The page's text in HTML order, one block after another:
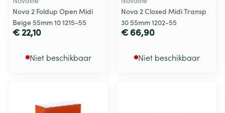
Nova 2 Foldup Open Midi
Beige 55mm 10 1215-55
€ 22,10
Niet beschikbaar
Nova 2 Closed Midi Transp
30 55mm 1202-55
€ 66,90
Niet beschikbaar